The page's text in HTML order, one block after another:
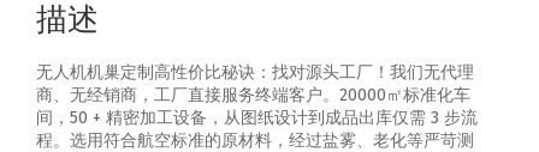
描述
无人机机巢定制高性价比秘诀：找对源头工厂！我们无代理
商、无经销商，工厂直接服务终端客户。20000㎡标准化车
间，50 + 精密加工设备，从图纸设计到成品出库仅需 3 步流
程。选用符合航空标准的原材料，经过盐雾、老化等严苛测